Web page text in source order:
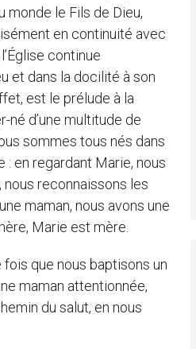
monde le Fils de Dieu,
en continuité avec
continue
et dans la docilité à son
est le prélude à la
né d’une multitude de
sommes tous nés dans
: en regardant Marie, nous
nous reconnaissons les
maman, nous avons une
Marie est mère.
fois que nous baptisons un
maman attentionnée,
du salut, en nous